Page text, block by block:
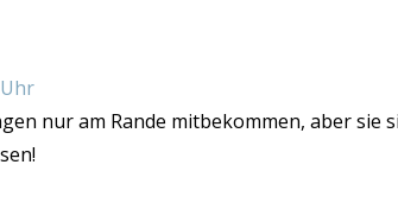
nur am Rande mitbekommen, aber sie